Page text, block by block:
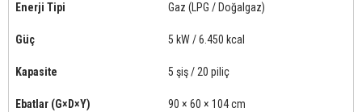
Enerji Tipi Gaz (LPG / Doğalgaz)
Güç 5 kW / 6.450 kcal
Kapasite 5 şiş / 20 piliç
Ebatlar (G×D×Y) 90 × 60 × 104 cm